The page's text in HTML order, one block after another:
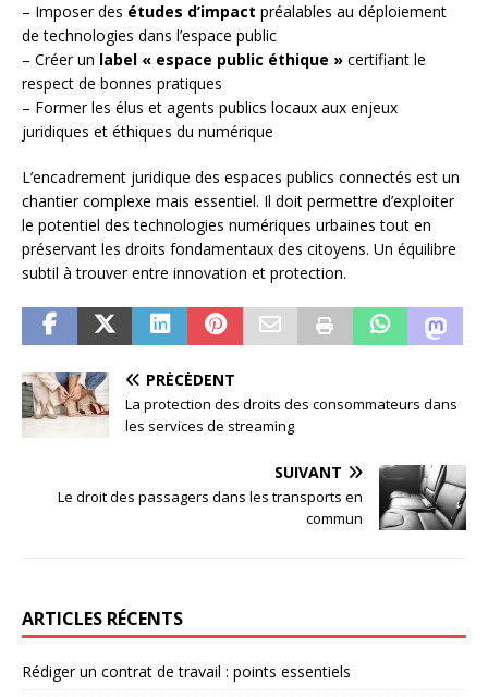
– Imposer des études d’impact préalables au déploiement
de technologies dans l’espace public
– Créer un label « espace public éthique » certifiant le
respect de bonnes pratiques
– Former les élus et agents publics locaux aux enjeux
juridiques et éthiques du numérique
L’encadrement juridique des espaces publics connectés est un
chantier complexe mais essentiel. Il doit permettre d’exploiter
le potentiel des technologies numériques urbaines tout en
préservant les droits fondamentaux des citoyens. Un équilibre
subtil à trouver entre innovation et protection.
PRÉCÉDENT
La protection des droits des consommateurs dans
les services de streaming
SUIVANT
Le droit des passagers dans les transports en
commun
ARTICLES RÉCENTS
Rédiger un contrat de travail : points essentiels